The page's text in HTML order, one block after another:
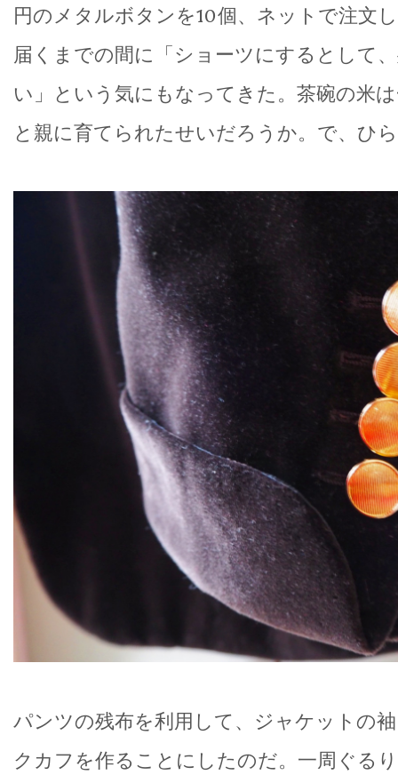
円のメタルボタンを10個、ネットで注文
届くまでの間に「ショーツにするとして
い」という気にもなってきた。茶碗の米
と親に育てられたせいだろうか。で、ひ
パンツの残布を利用して、ジャケットの
クカフを作ることにしたのだ。一周ぐる